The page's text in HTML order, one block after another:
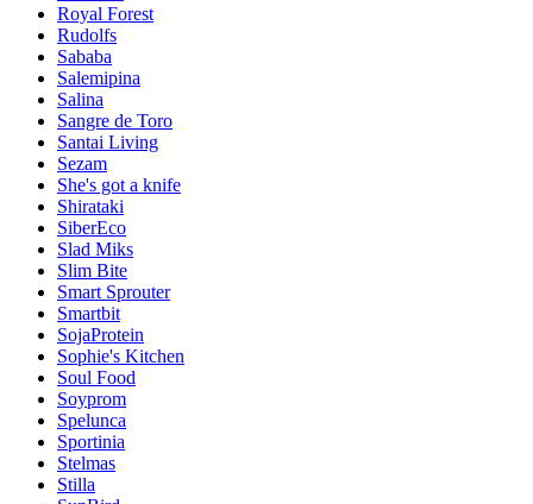
Royal Forest
Rudolfs
Sababa
Salemipina
Salina
Sangre de Toro
Santai Living
Sezam
She's got a knife
Shirataki
SiberEco
Slad Miks
Slim Bite
Smart Sprouter
Smartbit
SojaProtein
Sophie's Kitchen
Soul Food
Soyprom
Spelunca
Sportinia
Stelmas
Stilla